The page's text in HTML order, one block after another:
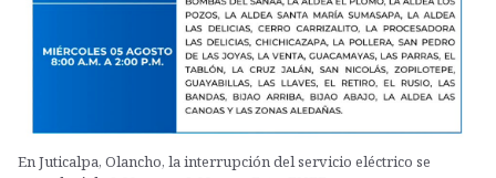
En Juticalpa, Olancho, la interrupción del servicio eléctrico se